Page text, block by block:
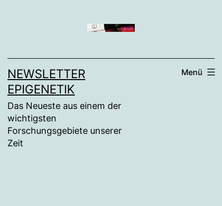
NEWSLETTER
EPIGENETIK
Das Neueste aus einem der
wichtigsten
Forschungsgebiete unserer
Zeit
Menü